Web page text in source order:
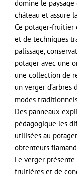
domine le
château et assure
Ce potager-fruitier
et de techniques
palissage,
potager avec une
une collection de
un verger
modes
Des panneaux
pédagogique les
utilisées au
obtenteurs
Le verger
fruitières et de